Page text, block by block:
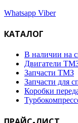
Whatsapp Viber
КАТАЛОГ
В наличии на
Двигатели
Запчасти ТМЗ
Запчасти для
Коробки